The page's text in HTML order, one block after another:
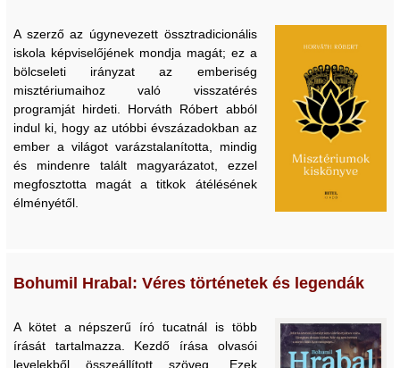
A szerző az úgynevezett össztradicionális
iskola képviselőjének mondja magát; ez a
bölcseleti irányzat az emberiség
misztériumaihoz való visszatérés
programját hirdeti. Horváth Róbert abból
indul ki, hogy az utóbbi évszázadokban az
ember a világot varázstalanította, mindig
és mindenre talált magyarázatot, ezzel
megfosztotta magát a titkok átélésének
élményétől.
Bohumil Hrabal: Véres történetek és legendák
A kötet a népszerű író tucatnál is több
írását tartalmazza. Kezdő írása olvasói
levelekből összeállított szöveg. Ezek